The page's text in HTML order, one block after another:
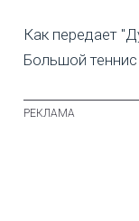
Как передает
Большой